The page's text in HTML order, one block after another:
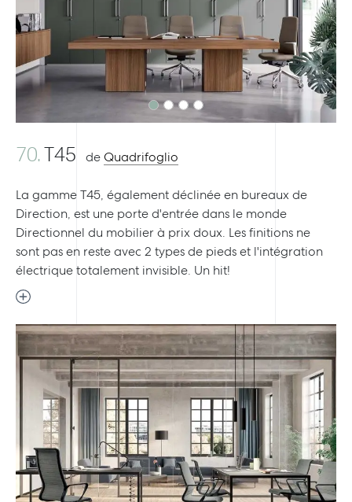
Next
70.T45 deQuadrifoglio
La gamme T45, également déclinée en bureaux de
Direction, est une porte d'entrée dans le monde
Directionnel du mobilier à prix doux. Les finitions ne
sont pas en reste avec 2 types de pieds et l'intégration
électrique totalement invisible. Un hit!
Previous Next